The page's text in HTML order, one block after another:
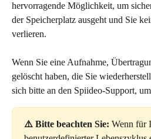
hervorragende Möglichkeit, um
der Speicherplatz ausgeht und Sie
verlieren.
Wenn Sie eine Aufnahme,
gelöscht haben, die Sie
sich bitte an den Spiideo-Support,
⚠️ Bitte beachten Sie: Wenn für